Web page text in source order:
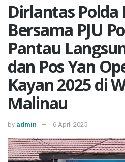
Dirlantas Polda
Bersama PJU
Pantau
dan Pos Yan
Kayan 2025 di
Malinau
by admin 6 April 2025